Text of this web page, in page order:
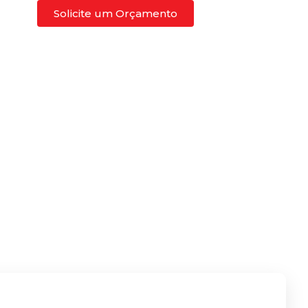
Blog
Solicite um Orçamento